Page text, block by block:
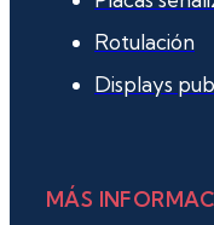
Rotulación
Displays
MÁS